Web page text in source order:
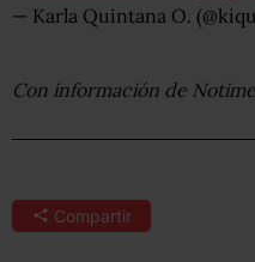
— Karla Quintana O.
Con información de
Compartir